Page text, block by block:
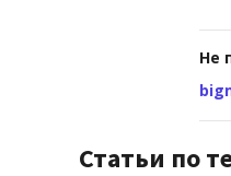
Не
Статьи по